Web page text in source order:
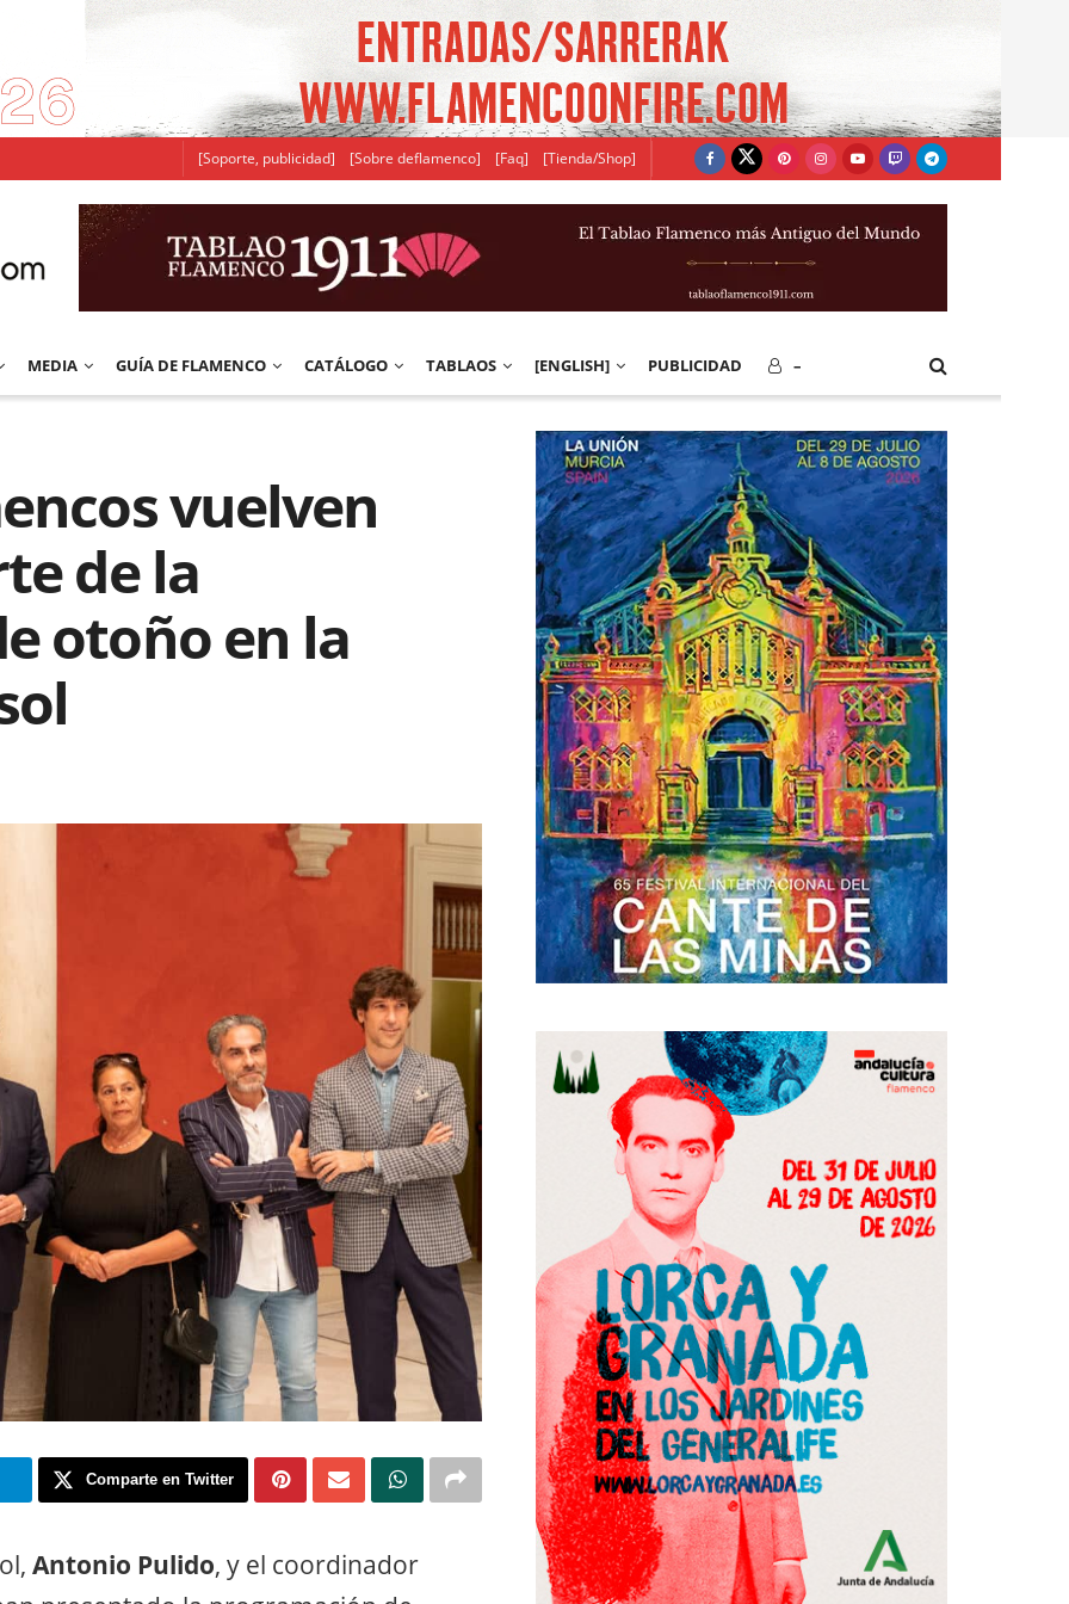
[Soporte, publicidad] [Sobre deflamenco] [Faq] [Tienda/Shop]
MEDIA GUÍA DE FLAMENCO CATÁLOGO TABLAOS [ENGLISH] PUBLICIDAD –
vuelven
de la
otoño en la
Comparte en Twitter
Antonio Pulido, y el coordinador